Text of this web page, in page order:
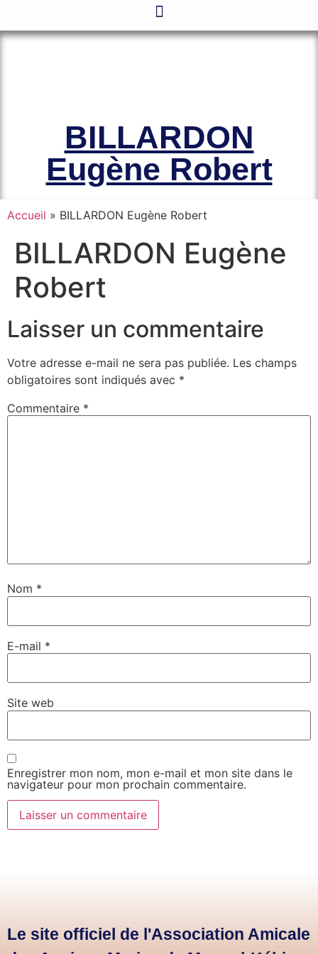
BILLARDON
Eugène Robert
Accueil » BILLARDON Eugène Robert
BILLARDON Eugène
Robert
Laisser un commentaire
Votre adresse e-mail ne sera pas publiée. Les champs
obligatoires sont indiqués avec *
Commentaire *
Nom *
E-mail *
Site web
Enregistrer mon nom, mon e-mail et mon site dans le
navigateur pour mon prochain commentaire.
Le site officiel de l'Association Amicale